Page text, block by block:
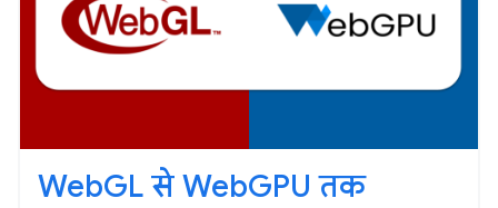
WebGL से WebGPU तक